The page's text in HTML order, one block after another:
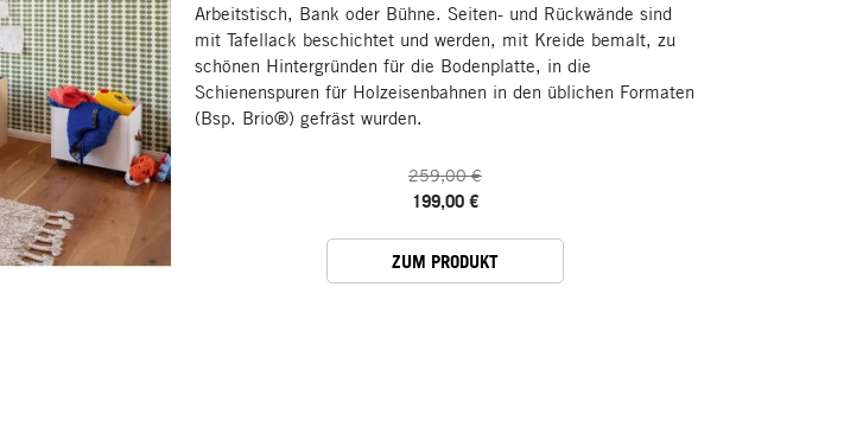
Arbeitstisch, Bank oder Bühne. Seiten- und Rückwände sind
mit Tafellack beschichtet und werden, mit Kreide bemalt, zu
schönen Hintergründen für die Bodenplatte, in die
Schienenspuren für Holzeisenbahnen in den üblichen Formaten
(Bsp. Brio®) gefräst wurden.
259,00 €
199,00 €
ZUM PRODUKT